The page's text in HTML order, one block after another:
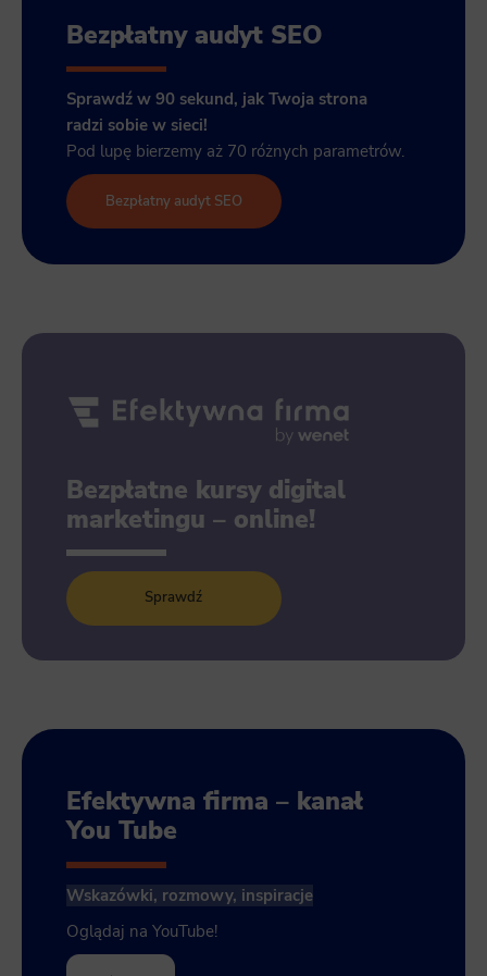
Bezpłatny audyt SEO
Sprawdź w 90 sekund, jak Twoja strona
radzi sobie w sieci!
Pod lupę bierzemy aż 70 różnych parametrów.
Bezpłatny audyt SEO
Bezpłatne kursy digital
marketingu – online!
Sprawdź
Efektywna firma – kanał
You Tube
Wskazówki, rozmowy, inspiracje
Oglądaj na YouTube!